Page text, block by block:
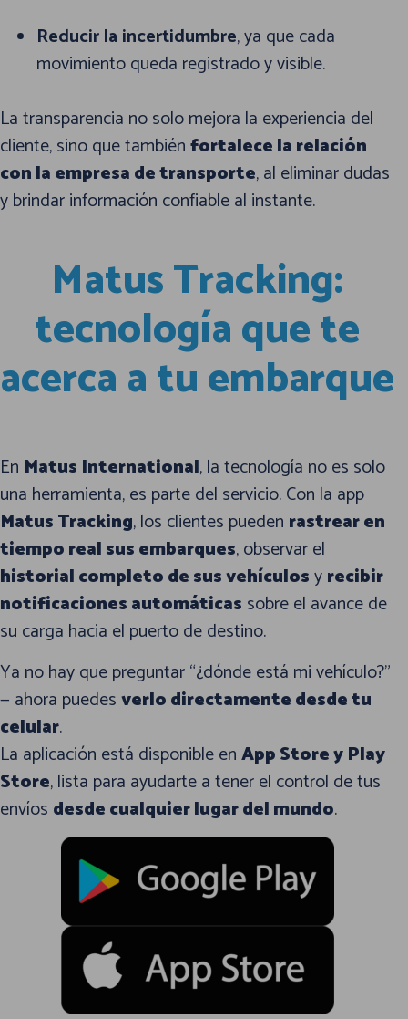
Reducir la incertidumbre, ya que cada
movimiento queda registrado y visible.
La transparencia no solo mejora la experiencia del
cliente, sino que tambiénfortalece la relación
con la empresa de transporte, al eliminar dudas
y brindar información confiable al instante.
Matus Tracking:
tecnología que te
acerca a tu embarque
En Matus International, la tecnología no es solo
una herramienta, es parte del servicio. Con la app
Matus Tracking, los clientes pueden rastrear en
tiempo real sus embarques, observar el
historial completo de sus vehículosyrecibir
notificaciones automáticas sobre el avance de
su carga hacia el puerto de destino.
Ya no hay que preguntar “¿dónde está mi vehículo?”
— ahora puedesverlo directamente desde tu
celular.
La aplicación está disponible enApp Store y Play
Store, lista para ayudarte a tener el control de tus
envíos desde cualquier lugar del mundo.